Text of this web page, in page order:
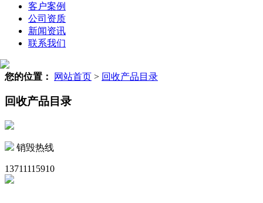
客户案例
公司资质
新闻资讯
联系我们
您的位置： 网站首页 > 回收产品目录
回收产品目录
销毁热线
13711115910